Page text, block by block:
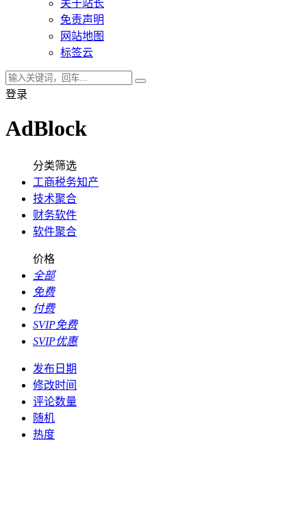
关于站长
免责声明
网站地图
标签云
登录
AdBlock
分类筛选
工商税务知产
技术聚合
财务软件
软件聚合
价格
全部
免费
付费
SVIP免费
SVIP优惠
发布日期
修改时间
评论数量
随机
热度